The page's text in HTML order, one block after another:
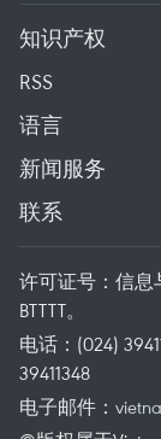
知识产权
RSS
语言
新闻服务
联系
许可证号：信息
BTTTT。
电话：(024)
39411348
电子邮件：